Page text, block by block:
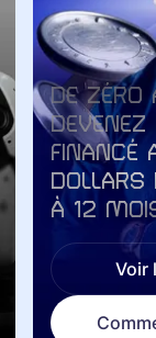
DE ZÉRO
FINANCÉ
À 12
Voir